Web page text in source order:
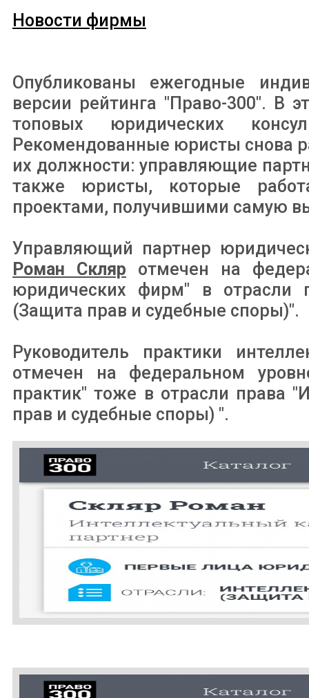
Новости фирмы
Опубликованы ежегодные
версии рейтинга "Право-300". В
топовых юридических
Рекомендованные юристы снова
их должности: управляющие
также юристы, которые
проектами, получившими самую
Управляющий партнер
Роман Скляр
отмечен на
юридических фирм" в отрасли
(Защита прав и судебные споры)".
Руководитель практики
отмечен на федеральном
практик" тоже в отрасли права
прав и судебные споры) ".